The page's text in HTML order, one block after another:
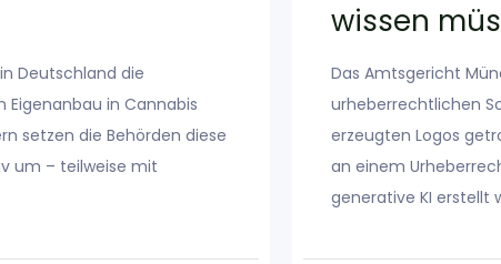
Deutschland die
in Cannabis
setzen die Behörden diese
um – teilweise mit
wissen
Das Amtsgericht
urheberrechtlichen
erzeugten Logos
an einem
generative KI erstellt